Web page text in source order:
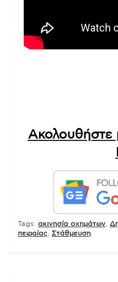
Ακολουθήστε
Tags: ακινησία οχημάτων
πειραίας
Στάθμευση